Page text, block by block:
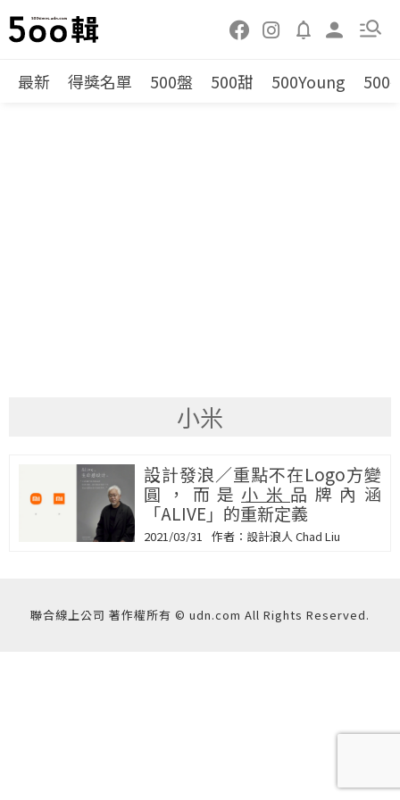
最新 得獎名單 500盤 500甜 500Young 500
小米
設計發浪／重點不在Logo方變
圓，而是 小米 品牌內涵
「ALIVE」的重新定義
2021/03/31 設計浪人 Chad Liu
聯合線上公司 著作權所有 © udn.com All Rights Reserved.